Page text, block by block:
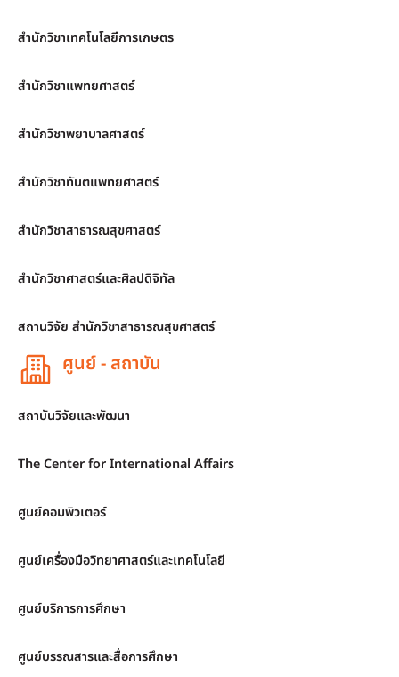
สำนักวิชาเทคโนโลยีการเกษตร
สำนักวิชาแพทยศาสตร์
สำนักวิชาพยาบาลศาสตร์
สำนักวิชาทันตแพทยศาสตร์
สำนักวิชาสาธารณสุขศาสตร์
สำนักวิชาศาสตร์และศิลปดิจิทัล
สถานวิจัย สำนักวิชาสาธารณสุขศาสตร์
ศูนย์ - สถาบัน
สถาบันวิจัยและพัฒนา
The Center for International Affairs
ศูนย์คอมพิวเตอร์
ศูนย์เครื่องมือวิทยาศาสตร์และเทคโนโลยี
ศูนย์บริการการศึกษา
ศูนย์บรรณสารและสื่อการศึกษา